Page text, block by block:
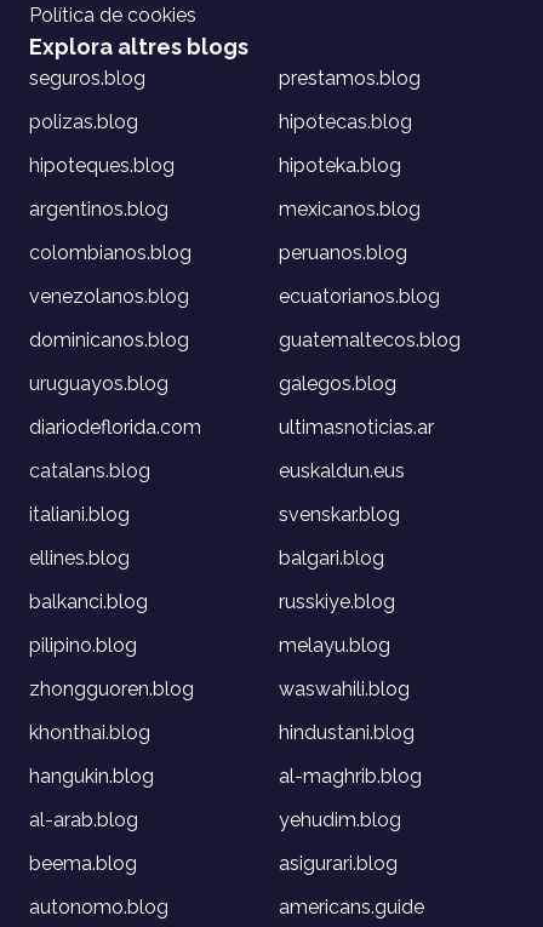
Política de cookies
Explora altres blogs
seguros.blog
prestamos.blog
polizas.blog
hipotecas.blog
hipoteques.blog
hipoteka.blog
argentinos.blog
mexicanos.blog
colombianos.blog
peruanos.blog
venezolanos.blog
ecuatorianos.blog
dominicanos.blog
guatemaltecos.blog
uruguayos.blog
galegos.blog
diariodeflorida.com
ultimasnoticias.ar
catalans.blog
euskaldun.eus
italiani.blog
svenskar.blog
ellines.blog
balgari.blog
balkanci.blog
russkiye.blog
pilipino.blog
melayu.blog
zhongguoren.blog
waswahili.blog
khonthai.blog
hindustani.blog
hangukin.blog
al-maghrib.blog
al-arab.blog
yehudim.blog
beema.blog
asigurari.blog
autonomo.blog
americans.guide